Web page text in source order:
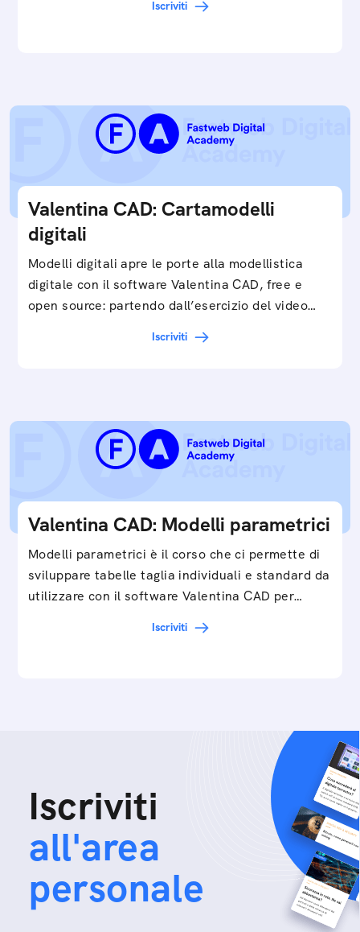
Iscriviti
Valentina CAD: Cartamodelli
digitali
Modelli digitali apre le porte alla modellistica
digitale con il software Valentina CAD, free e
open source: partendo dall’esercizio del video…
Iscriviti
Valentina CAD: Modelli parametrici
Modelli parametrici è il corso che ci permette di
sviluppare tabelle taglia individuali e standard da
utilizzare con il software Valentina CAD per…
Iscriviti
Iscriviti
all'area
personale